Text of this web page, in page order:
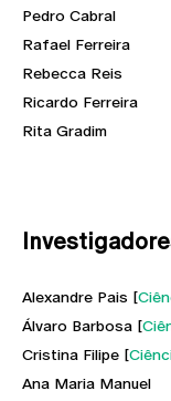
Pedro Cabral
Rafael Ferreira
Rebecca Reis
Ricardo Ferreira
Rita Gradim
Alexandre Pais [
Álvaro Barbosa [
Cristina Filipe [
Ana Maria Manuel